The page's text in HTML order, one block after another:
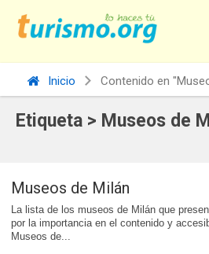
Inicio Contenido en
Etiqueta > Museos de
Museos de Milán
La lista de los museos de Milán que
por la importancia en el contenido y
Museos de...